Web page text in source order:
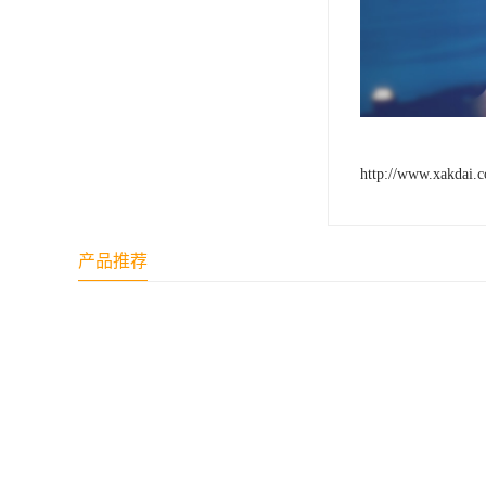
http://
产品推荐